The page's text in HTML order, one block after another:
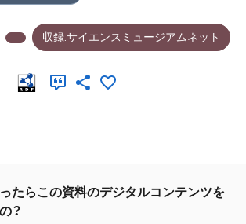
収録:サイエンスミュージアムネット
たらこの資料のデジタルコンテンツを
？